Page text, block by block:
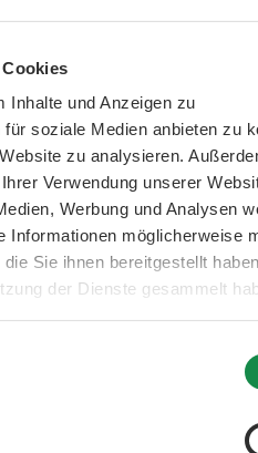
Inhalte und Anzeigen zu
soziale Medien anbieten zu
zu analysieren.
Verwendung unserer
Werbung und Analysen
Informationen möglicherweise
Sie ihnen bereitgestellt
der Dienste gesammelt